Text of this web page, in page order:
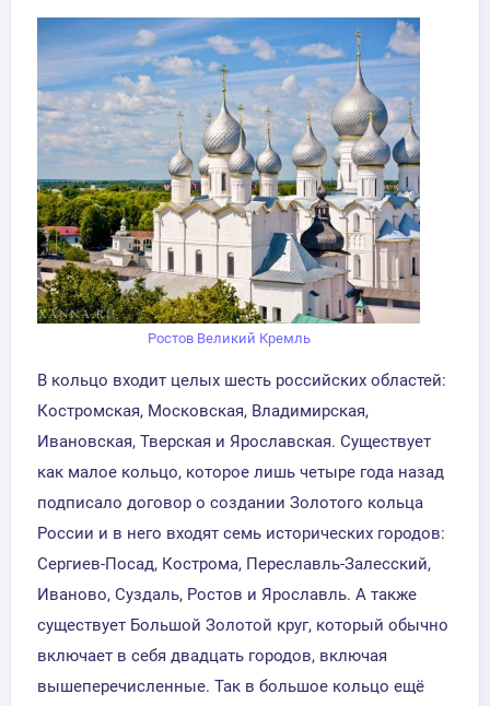
Ростов Великий Кремль
В кольцо входит целых шесть российских областей:
Костромская, Московская, Владимирская,
Ивановская, Тверская и Ярославская. Существует
как малое кольцо, которое лишь четыре года назад
подписало договор о создании Золотого кольца
России и в него входят семь исторических городов:
Сергиев-Посад, Кострома, Переславль-Залесский,
Иваново, Суздаль, Ростов и Ярославль. А также
существует Большой Золотой круг, который обычно
включает в себя двадцать городов, включая
вышеперечисленные. Так в большое кольцо ещё